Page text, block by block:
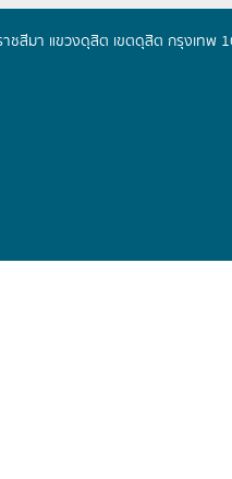
าชสีมา แขวงดุสิต เขตดุสิต กรุงเทพ